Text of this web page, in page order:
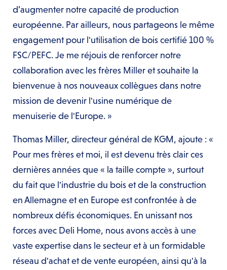
d’augmenter notre capacité de production
européenne. Par ailleurs, nous partageons le même
engagement pour l'utilisation de bois certifié 100 %
FSC/PEFC. Je me réjouis de renforcer notre
collaboration avec les frères Miller et souhaite la
bienvenue à nos nouveaux collègues dans notre
mission de devenir l'usine numérique de
menuiserie de l'Europe. »
Thomas Miller, directeur général de KGM, ajoute : «
Pour mes frères et moi, il est devenu très clair ces
dernières années que « la taille compte », surtout
du fait que l'industrie du bois et de la construction
en Allemagne et en Europe est confrontée à de
nombreux défis économiques. En unissant nos
forces avec Deli Home, nous avons accès à une
vaste expertise dans le secteur et à un formidable
réseau d'achat et de vente européen, ainsi qu'à la